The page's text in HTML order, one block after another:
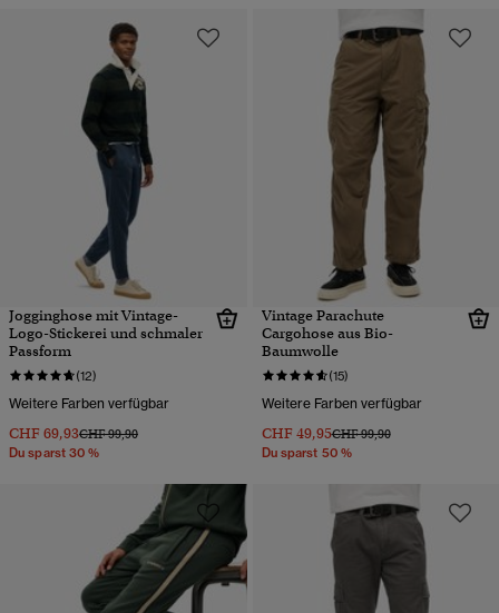
Jogginghose mit Vintage-
Logo-Stickerei und schmaler
Passform
(12)
Weitere Farben verfügbar
CHF 69,93Preis wurde reduziert von
CHF 99,90bis
Du sparst 30 %
Vintage Parachute
Cargohose aus Bio-
Baumwolle
(15)
Weitere Farben verfügbar
CHF 49,95Preis wurde reduziert von
CHF 99,90bis
Du sparst 50 %